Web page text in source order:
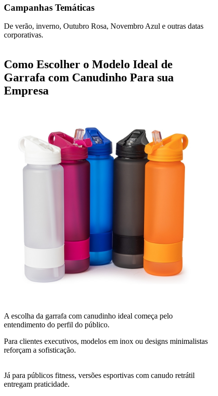
Campanhas Temáticas
De verão, inverno, Outubro Rosa, Novembro Azul e outras datas
corporativas.
Como Escolher o Modelo Ideal de
Garrafa com Canudinho Para sua
Empresa
A escolha da garrafa com canudinho ideal começa pelo
entendimento do perfil do público.
Para clientes executivos, modelos em inox ou designs minimalistas
reforçam a sofisticação.
Já para públicos fitness, versões esportivas com canudo retrátil
entregam praticidade.